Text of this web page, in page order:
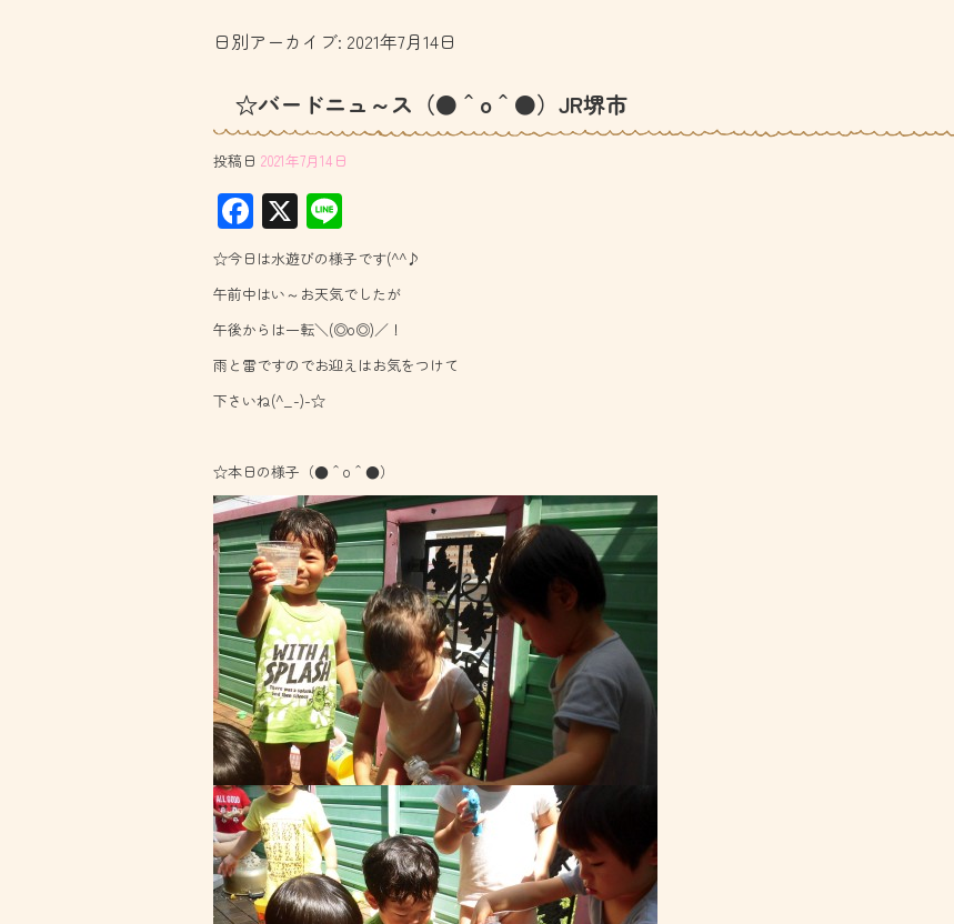
日別アーカイブ: 2021年7月14日
☆バードニュ～ス（●＾o＾●）JR堺市
投稿日 2021年7月14日
F
ac
e
b
o
ok
X
ne
☆今日は水遊びの様子です(^^♪
午前中はい～お天気でしたが
午後からは一転＼(◎o◎)／！
雨と雷ですのでお迎えはお気をつけて
下さいね(^_-)-☆
☆本日の様子（●＾o＾●）